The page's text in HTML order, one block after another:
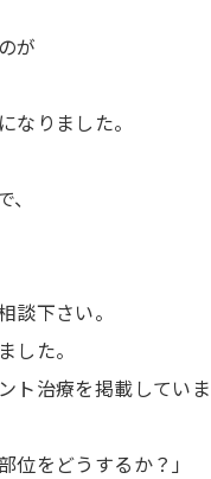
が
なりました。
談下さい。
した。
ト治療を掲載してい
位をどうするか？」